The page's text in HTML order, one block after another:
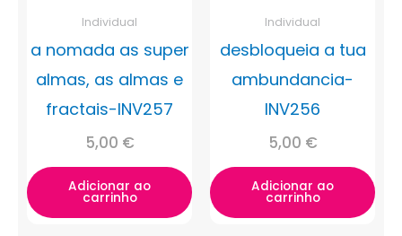
Individual
a nomada as super
almas, as almas e
fractais-INV257
5,00 €
Adicionar ao
carrinho
Individual
desbloqueia a tua
ambundancia-
INV256
5,00 €
Adicionar ao
carrinho